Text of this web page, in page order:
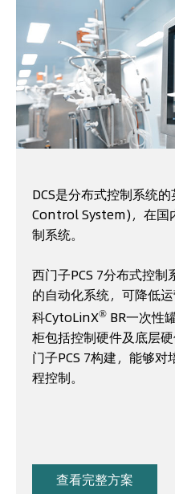
DCS是分布式控制系统
Control System)，在国
制系统。
西门子PCS 7分布式控制
的自动化系统，可降低
科CytoLinX® BR一次性
柜包括控制硬件及底层
门子PCS 7构建，能够
程控制。
查看完整方案